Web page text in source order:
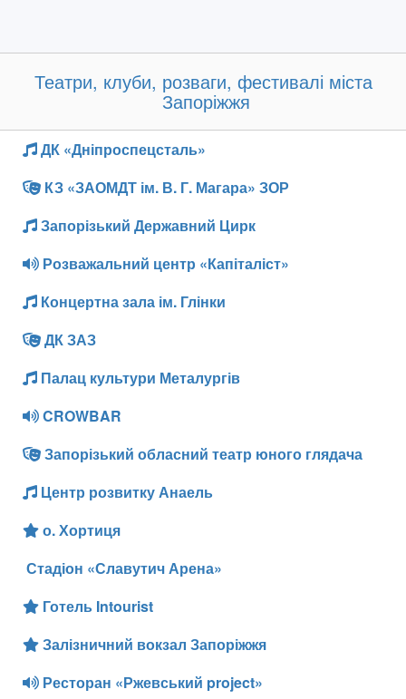
Театри, клуби, розваги, фестивалі міста
Запоріжжя
ДК «Дніпроспецсталь»
КЗ «ЗАОМДТ ім. В. Г. Магара» ЗОР
Запорізький Державний Цирк
Розважальний центр «Капіталіст»
Концертна зала ім. Глінки
ДК ЗАЗ
Палац культури Металургів
CROWBAR
Запорізький обласний театр юного глядача
Центр розвитку Анаель
о. Хортиця
Стадіон «Славутич Арена»
Готель Intourist
Залізничний вокзал Запоріжжя
Ресторан «Ржевський project»